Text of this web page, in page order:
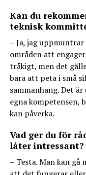
Kan du
teknisk
– Ja, jag
områden att
tråkigt, men det
bara att peta i små
sammanhang. Det
egna kompetensen,
kan påverka.
Vad ger du för
låter intressant?
– Testa. Man kan